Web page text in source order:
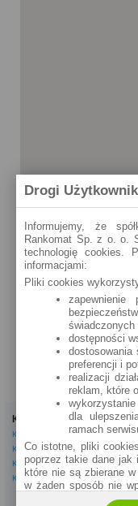
Przasnysz
Słowackiego 1 (24h)
szczegóły »
Kredyty
Kredyty gotówkowe
Kredyty hipoteczne
Kredyty konsolidacyjne
Kredyty na samochód
Drogi
Informujemy, że
Rankomat Sp. z o. o.
technologię cookies.
informacjami:
Pliki cookies
zapewnienie
świadczonych
dostępności
dostosowania
preferencji i
realizacji
reklam, które
dla
ramach
Co istotne, pliki
poprzez takie dane
które nie są zbierane
w żaden sposób nie